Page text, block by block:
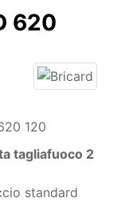
620
120
tagliafuoco 2
standard